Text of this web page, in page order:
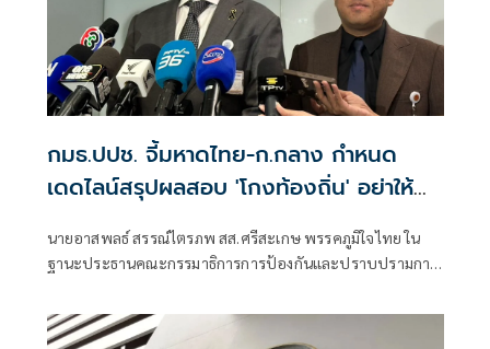
กมธ.ปปช. จี้มหาดไทย-ก.กลาง กำหนด
เดดไลน์สรุปผลสอบ 'โกงท้องถิ่น' อย่าให้
นายอาสพลธ์ สรรณ์ไตรภพ สส.ศรีสะเกษ พรรคภูมิใจไทย ใน
ฐานะประธานคณะกรรมาธิการการป้องกันและปราบปรามการ
สัมภาษณ์ก่อนการประชุมกมธ. พิจารณาเรื่องเจ้าหน้าที่ของรัฐมี
ส่วนเกี่ยวข้องกับการทุจริต